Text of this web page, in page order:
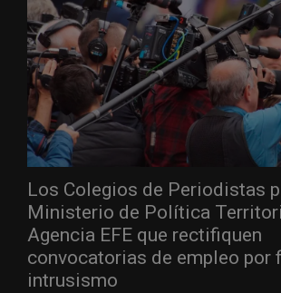
Los Colegios de Periodistas
Ministerio de Política
Agencia EFE que rectifiquen
convocatorias de empleo por
intrusismo